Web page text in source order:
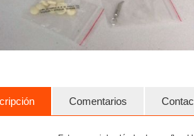
Comentarios